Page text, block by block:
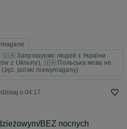
🇺🇦 Запрошуємо людей з України
z Ukrainy), 🇺🇦 Польська мова не
(Jęz. polski niewymagany)
o 04:17
BEZ nocnych